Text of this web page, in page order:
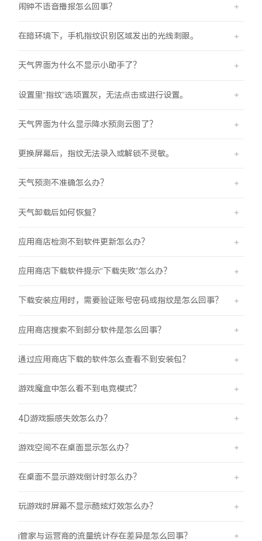
闹钟不语音播报怎么回事？
在暗环境下，手机指纹识别区域发出的光线刺眼。
天气界面为什么不显示小助手了？
设置里“指纹”选项置灰，无法点击或进行设置。
天气界面为什么显示降水预测云图了？
更换屏幕后，指纹无法录入或解锁不灵敏。
天气预测不准确怎么办？
天气卸载后如何恢复？
应用商店检测不到软件更新怎么办？
应用商店下载软件提示“下载失败”怎么办？
下载安装应用时，需要验证账号密码或指纹是怎么回事？
应用商店搜索不到部分软件是怎么回事？
通过应用商店下载的软件怎么查看不到安装包？
游戏魔盒中怎么看不到电竞模式？
4D游戏振感失效怎么办？
游戏空间不在桌面显示怎么办？
在桌面不显示游戏倒计时怎么办？
玩游戏时屏幕不显示酷炫灯效怎么办？
i管家与运营商的流量统计存在差异是怎么回事？